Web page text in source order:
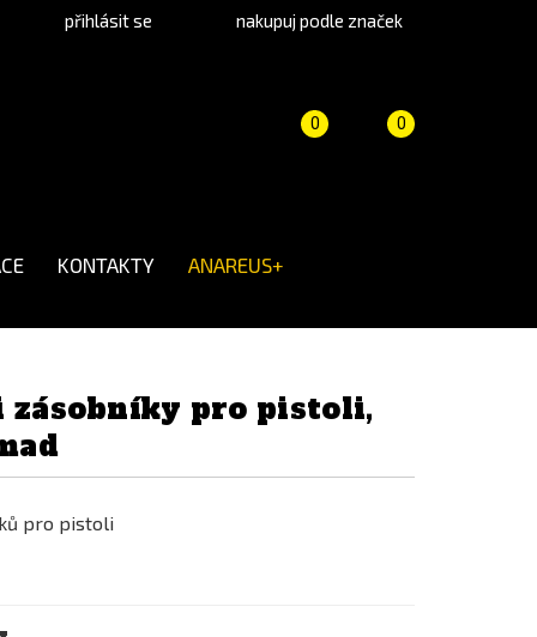
přihlásit se nakupuj podle značek
Košík 0
(prázdný)
Porovnání
0
KONTAKTY ANAREUS+
zásobníky pro pistoli,
pro pistoli